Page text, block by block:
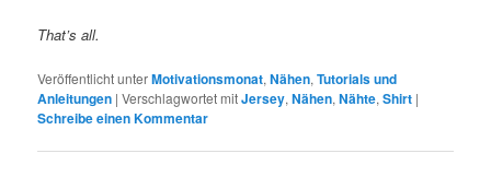
That’s all.
Veröffentlicht unterMotivationsmonat,Nähen,Tutorials und
Anleitungen |Verschlagwortet mitJersey,Nähen,Nähte,Shirt |
Schreibe einen Kommentar